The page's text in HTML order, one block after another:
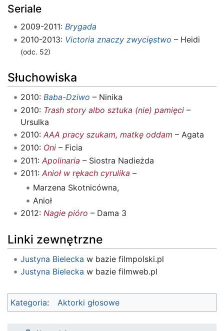
Seriale
2009-2011: Brygada
2010-2013: Victoria znaczy zwycięstwo – Heidi
(odc. 52)
Słuchowiska
2010: Baba-Dziwo – Ninika
2010: Trash story albo sztuka (nie) pamięci–
Ursulka
2010: AAA pracy szukam, matkę oddam – Agata
2010: Oni– Ficia
2011: Apolinaria – Siostra Nadieżda
2011: Anioł w rękach cyrulika –
Marzena Skotnicówna,
Anioł
2012: Nagie pióro – Dama 3
Linki zewnętrzne
Justyna Bielecka w bazie filmpolski.pl
Justyna Bielecka w bazie filmweb.pl
Kategoria: Aktorki głosowe